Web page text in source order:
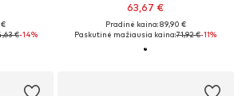
€-14%
63,67 €
Pradinė kaina: 89,90 €
Paskutinė mažiausia kaina:71,92 €-11%